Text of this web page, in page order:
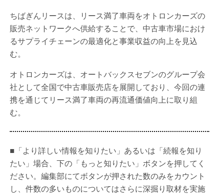
ちばぎんリースは、リース満了車両をオトロンカーズの
販売ネットワークへ供給することで、中古車市場におけ
るサプライチェーンの最適化と事業収益の向上を見込
む。
オトロンカーズは、オートバックスセブンのグループ会
社として全国で中古車販売店を展開しており、今回の連
携を通じてリース満了車両の再流通価値向上に取り組
む。
■「より詳しい情報を知りたい」あるいは「続報を知り
たい」場合、下の「もっと知りたい」ボタンを押してく
ださい。編集部にてボタンが押された数のみをカウント
し、件数の多いものについてはさらに深掘り取材を実施